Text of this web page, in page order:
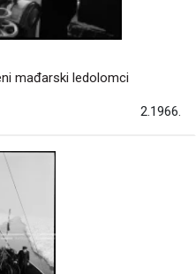
mađarski ledolomci
2.1966.